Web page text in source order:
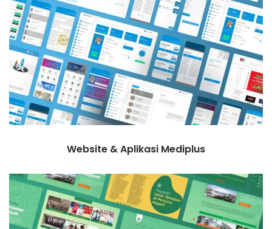
Website & Aplikasi Mediplus